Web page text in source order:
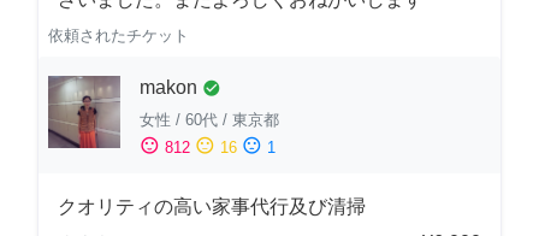
依頼されたチケット
makon check_circle
女性 / 60代 / 東京都
sentiment_satisfied 812 sentiment_neutral 16 sentiment_dissatisfied 1
クオリティの高い家事代行及び清掃